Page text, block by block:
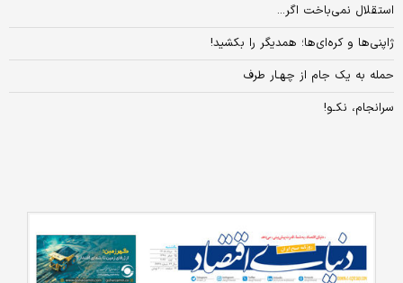
استقلال نمی‌باخت اگر...
ژاپنی‌ها و کره‌ای‌ها؛ همدیگر را بکشید!
حمله به یک جام از چهـار طرف
سرانجام، نکـو!